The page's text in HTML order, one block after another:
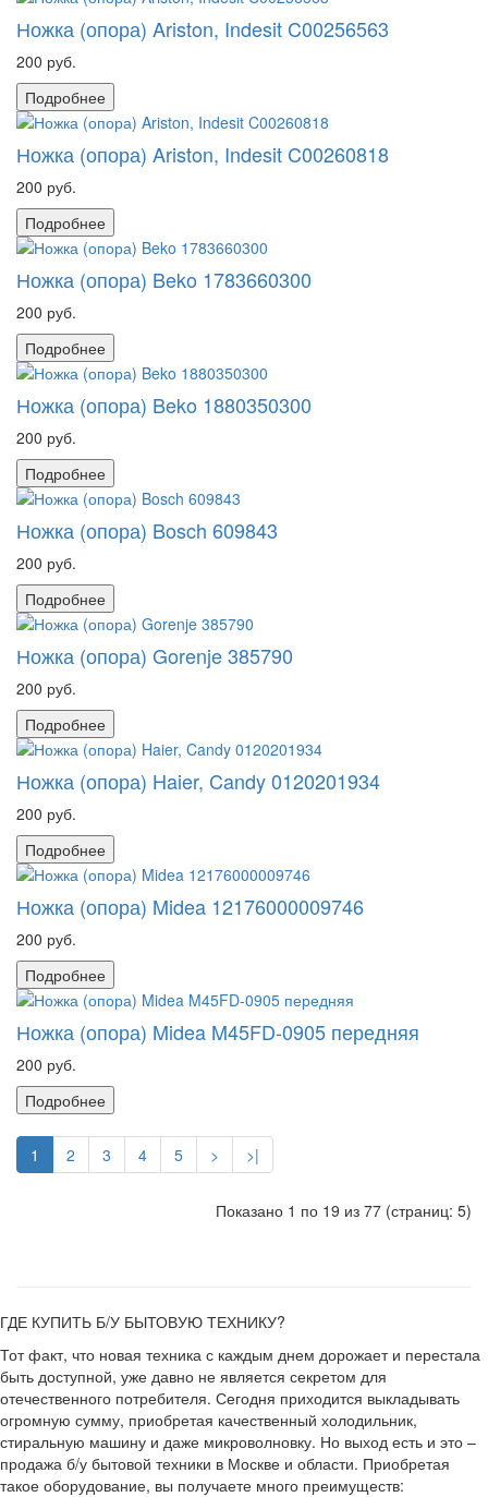
Ножка (опора) Ariston, Indesit C00256563
200 руб.
Подробнее
Ножка (опора) Ariston, Indesit C00260818
200 руб.
Подробнее
Ножка (опора) Beko 1783660300
200 руб.
Подробнее
Ножка (опора) Beko 1880350300
200 руб.
Подробнее
Ножка (опора) Bosch 609843
200 руб.
Подробнее
Ножка (опора) Gorenje 385790
200 руб.
Подробнее
Ножка (опора) Haier, Candy 0120201934
200 руб.
Подробнее
Ножка (опора) Midea 12176000009746
200 руб.
Подробнее
Ножка (опора) Midea M45FD-0905 передняя
200 руб.
Подробнее
1 2 3 4 5 > >|
Показано 1 по 19 из 77 (страниц: 5)
ГДЕ КУПИТЬ Б/У БЫТОВУЮ ТЕХНИКУ?
Тот факт, что новая техника с каждым днем дорожает и перестала
быть доступной, уже давно не является секретом для
отечественного потребителя. Сегодня приходится выкладывать
огромную сумму, приобретая качественный холодильник,
стиральную машину и даже микроволновку. Но выход есть и это –
продажа б/у бытовой техники в Москве и области. Приобретая
такое оборудование, вы получаете много преимуществ: